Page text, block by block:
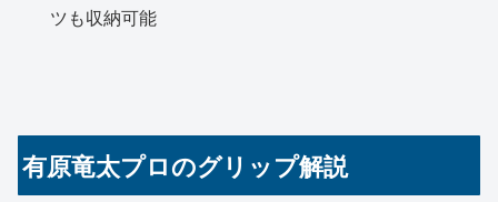
ツも収納可能
有原竜太プロのグリップ解説